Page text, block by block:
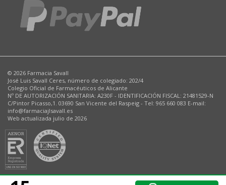
© 2026 Farmacia Savall
José Luis Savall Ceres, número de colegiado: 202/4
Colegio Oficial de Farmacéuticos de Alicante
Nº DE AUTORIZACIÓN SANITARIA: A230F - IDENTIFICACIÓN FISCAL: 21481529-N
C/Pintor Picasso,1. 03690 San Vicente del Raspeig - Tel: 965 660 083 E-mail:
info@farmaciajlsavall.es
Web actualizada julio de 2026